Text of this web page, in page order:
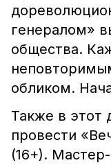
генералом»
общества.
обликом.
Также в этот
провести
(16+).